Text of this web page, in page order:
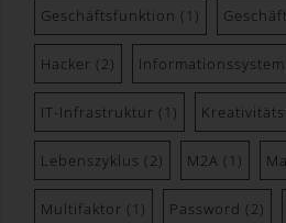
Geschäftsfunktion (1)
Hacker (2) Informationssystem
IT-Infrastruktur (1)
Lebenszyklus (2) M2A (1)
Multifaktor (1) Password (2)
k) Einwilligung
Einwilligung ist jede von
freiwillig für den
Weise und
Willensbekundung in Form
einer sonstigen
Handlung, mit der die
verstehen gibt, dass sie